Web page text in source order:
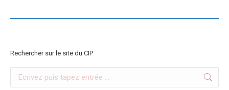
Rechercher sur le site du CIP